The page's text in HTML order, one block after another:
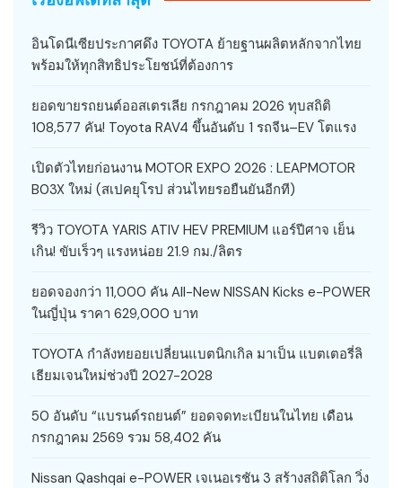
อินโดนีเซียประกาศดึง TOYOTA ย้ายฐานผลิตหลักจากไทย
พร้อมให้ทุกสิทธิประโยชน์ที่ต้องการ
ยอดขายรถยนต์ออสเตรเลีย กรกฎาคม 2026 ทุบสถิติ
108,577 คัน! Toyota RAV4 ขึ้นอันดับ 1 รถจีน–EV โตแรง
เปิดตัวไทยก่อนงาน MOTOR EXPO 2026 : LEAPMOTOR
B03X ใหม่ (สเปคยุโรป ส่วนไทยรอยืนยันอีกที)
รีวิว TOYOTA YARIS ATIV HEV PREMIUM แอร์ปีศาจ เย็น
เกิน! ขับเร็วๆ แรงหน่อย 21.9 กม./ลิตร
ยอดจองกว่า 11,000 คัน All-New NISSAN Kicks e-POWER
ในญี่ปุ่น ราคา 629,000 บาท
TOYOTA กำลังทยอยเปลี่ยนแบตนิกเกิล มาเป็น แบตเตอรี่ลิ
เธียมเจนใหม่ช่วงปี 2027-2028
50 อันดับ “แบรนด์รถยนต์” ยอดจดทะเบียนในไทย เดือน
กรกฎาคม 2569 รวม 58,402 คัน
Nissan Qashqai e-POWER เจเนอเรชัน 3 สร้างสถิติโลก วิ่ง